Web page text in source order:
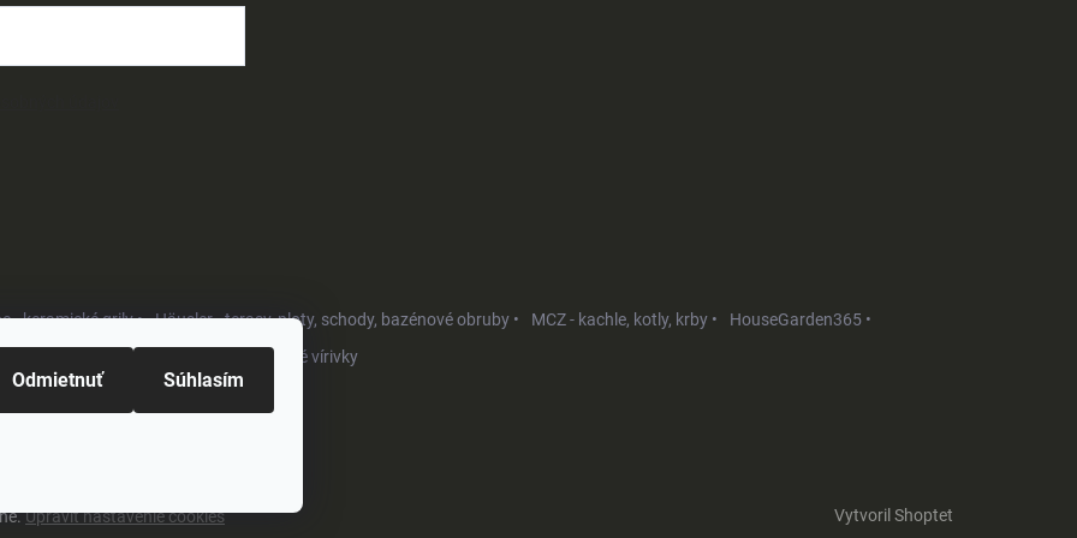
Odmietnuť Súhlasím
- keramické grily • Häusler - terasy, ploty, schody, bazénové obruby • MCZ - kachle, kotly, krby •
HouseGarden365 •
Softub - luxusné vírivky
Vytvoril Shoptet
Upraviť nastavenie cookies